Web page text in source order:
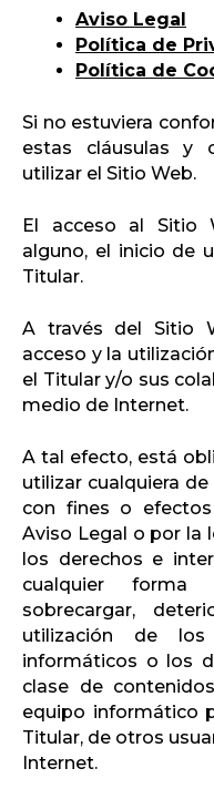
Aviso Legal
Política de
Política de
Si no estuviera
estas cláusulas y
utilizar el Sitio Web.
El acceso al Sitio
alguno, el inicio de
Titular.
A través del Sitio
acceso y la
el Titular y/o sus
medio de Internet.
A tal efecto, está
utilizar cualquiera
con fines o
Aviso Legal o por la
los derechos e
cualquier forma
sobrecargar,
utilización de los
informáticos o los
clase de
equipo informático
Titular, de otros
Internet.